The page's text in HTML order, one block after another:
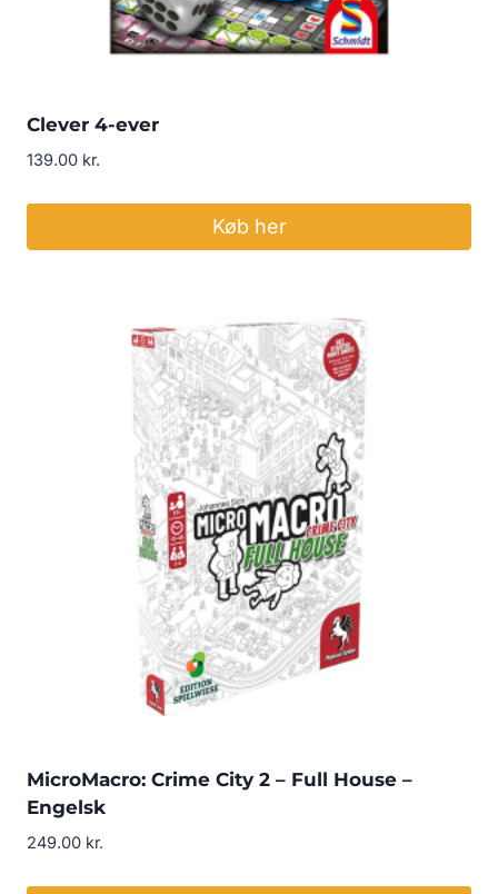
Clever 4-ever
139.00 kr.
Køb her
MicroMacro: Crime City 2 – Full House –
Engelsk
249.00 kr.